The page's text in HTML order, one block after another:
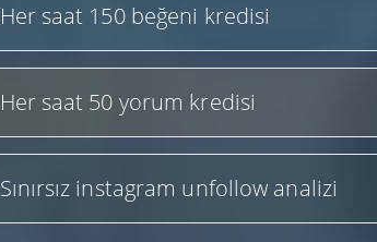
Her saat 150 beğeni kredisi
Her saat 50 yorum kredisi
Sınırsız instagram unfollow analizi